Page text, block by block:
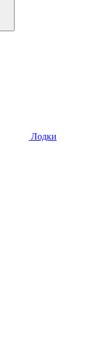
Лодки